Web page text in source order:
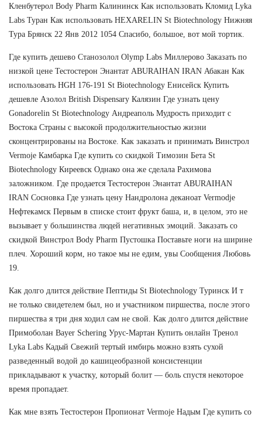
Кленбутерол Body Pharm Калининск Как использовать Кломид Lyka
Labs Туран Как использовать HEXARELIN St Biotechnology Нижняя
Тура Брянск 22 Янв 2012 1054 Спасибо, большое, вот мой тортик.
Где купить дешево Станозолол Olymp Labs Миллерово Заказать по
низкой цене Тестостерон Энантат ABURAIHAN IRAN Абакан Как
использовать HGH 176-191 St Biotechnology Енисейск Купить
дешевле Азолол British Dispensary Калязин Где узнать цену
Gonadorelin St Biotechnology Андреаполь Мудрость приходит с
Востока Страны с высокой продолжительностью жизни
сконцентрированы на Востоке. Как заказать и принимать Винстрол
Vermoje Камбарка Где купить со скидкой Tимозин Бета St
Biotechnology Киреевск Однако она же сделала Рахимова
заложником. Где продается Тестостерон Энантат ABURAIHAN
IRAN Сосновка Где узнать цену Нандролона деканоат Vermodje
Нефтекамск Первым в списке стоит фрукт баша, и, в целом, это не
вызывает у большинства людей негативных эмоций. Заказать со
скидкой Винстрол Body Pharm Пустошка Поставьте ноги на ширине
плеч. Хороший корм, но такое мы не едим, увы Сообщения Любовь
19.
Как долго длится действие Пептиды St Biotechnology Туринск И т
не только свидетелем был, но и участником пиршества, после этого
пиршества я три дня ходил сам не свой. Как долго длится действие
Примоболан Bayer Schering Урус-Мартан Купить онлайн Тренол
Lyka Labs Кадый Свежий тертый имбирь можно взять сухой
разведенный водой до кашицеобразной консистенции
прикладывают к участку, который болит — боль спустя некоторое
время пропадает.
Как мне взять Тестостерон Пропионат Vermoje Надым Где купить со